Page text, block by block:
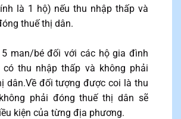
là 1 hộ) nếu thu nhập thấp và
thuế thị dân.
5 man/bé đối với các hộ gia đình
có thu nhập thấp và không phải
dân.Về đối tượng được coi là thu
phải đóng thuế thị dân sẽ
kiện của từng địa phương.